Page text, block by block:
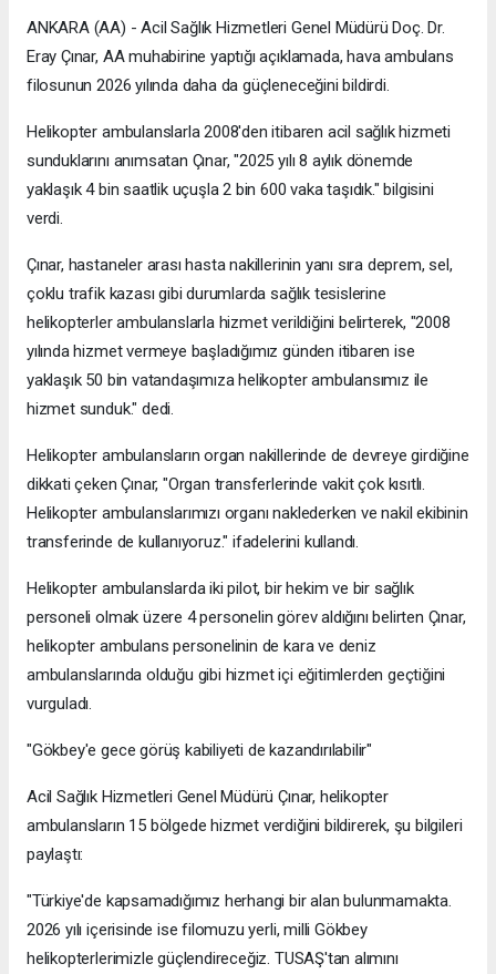
ANKARA (AA) - Acil Sağlık Hizmetleri Genel Müdürü Doç. Dr.
Eray Çınar, AA muhabirine yaptığı açıklamada, hava ambulans
filosunun 2026 yılında daha da güçleneceğini bildirdi.
Helikopter ambulanslarla 2008'den itibaren acil sağlık hizmeti
sunduklarını anımsatan Çınar, "2025 yılı 8 aylık dönemde
yaklaşık 4 bin saatlik uçuşla 2 bin 600 vaka taşıdık." bilgisini
verdi.
Çınar, hastaneler arası hasta nakillerinin yanı sıra deprem, sel,
çoklu trafik kazası gibi durumlarda sağlık tesislerine
helikopterler ambulanslarla hizmet verildiğini belirterek, "2008
yılında hizmet vermeye başladığımız günden itibaren ise
yaklaşık 50 bin vatandaşımıza helikopter ambulansımız ile
hizmet sunduk." dedi.
Helikopter ambulansların organ nakillerinde de devreye girdiğine
dikkati çeken Çınar, "Organ transferlerinde vakit çok kısıtlı.
Helikopter ambulanslarımızı organı naklederken ve nakil ekibinin
transferinde de kullanıyoruz." ifadelerini kullandı.
Helikopter ambulanslarda iki pilot, bir hekim ve bir sağlık
personeli olmak üzere 4 personelin görev aldığını belirten Çınar,
helikopter ambulans personelinin de kara ve deniz
ambulanslarında olduğu gibi hizmet içi eğitimlerden geçtiğini
vurguladı.
"Gökbey'e gece görüş kabiliyeti de kazandırılabilir"
Acil Sağlık Hizmetleri Genel Müdürü Çınar, helikopter
ambulansların 15 bölgede hizmet verdiğini bildirerek, şu bilgileri
paylaştı:
"Türkiye'de kapsamadığımız herhangi bir alan bulunmamakta.
2026 yılı içerisinde ise filomuzu yerli, milli Gökbey
helikopterlerimizle güçlendireceğiz. TUSAŞ'tan alımını